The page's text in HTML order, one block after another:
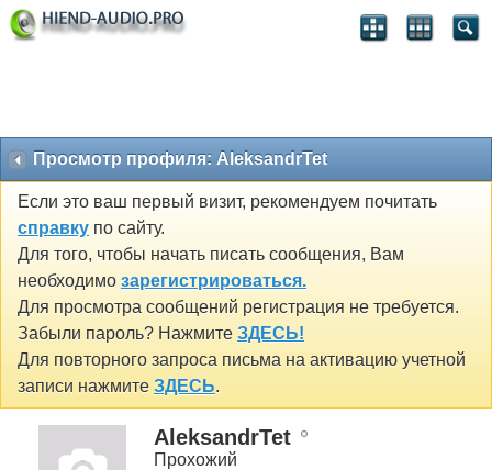
Просмотр профиля: AleksandrTet
Если это ваш первый визит, рекомендуем почитать
справку по сайту.
Для того, чтобы начать писать сообщения, Вам
необходимо зарегистрироваться.
Для просмотра сообщений регистрация не требуется.
Забыли пароль? Нажмите ЗДЕСЬ!
Для повторного запроса письма на активацию учетной
записи нажмите ЗДЕСЬ.
AleksandrTet
Прохожий